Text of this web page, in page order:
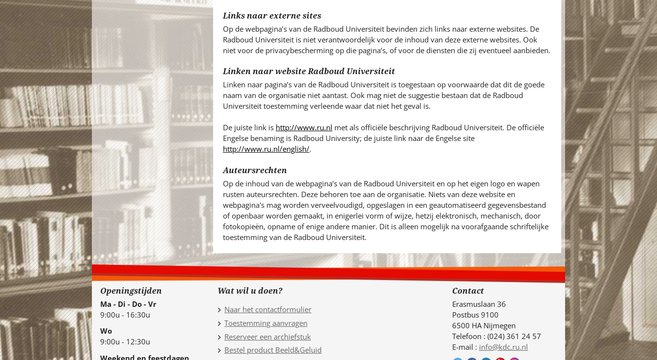
Links naar externe sites
Op de webpagina’s van de Radboud Universiteit bevinden zich links naar externe websites. De
Radboud Universiteit is niet verantwoordelijk voor de inhoud van deze externe websites. Ook
niet voor de privacybescherming op die pagina’s, of voor de diensten die zij eventueel aanbieden.
Linken naar website Radboud Universiteit
Linken naar pagina’s van de Radboud Universiteit is toegestaan op voorwaarde dat dit de goede
naam van de organisatie niet aantast. Ook mag niet de suggestie bestaan dat de Radboud
Universiteit toestemming verleende waar dat niet het geval is.
De juiste link is http://www.ru.nl met als officiële beschrijving Radboud Universiteit. De officiële
Engelse benaming is Radboud University; de juiste link naar de Engelse site
http://www.ru.nl/english/.
Auteursrechten
Op de inhoud van de webpagina’s van de Radboud Universiteit en op het eigen logo en wapen
rusten auteursrechten. Deze behoren toe aan de organisatie. Niets van deze website en
webpagina's mag worden verveelvoudigd, opgeslagen in een geautomatiseerd gegevensbestand
of openbaar worden gemaakt, in enigerlei vorm of wijze, hetzij elektronisch, mechanisch, door
fotokopieën, opname of enige andere manier. Dit is alleen mogelijk na voorafgaande schriftelijke
toestemming van de Radboud Universiteit.
Openingstijden
Ma - Di - Do - Vr
9:00u - 16:30u
Wo
9:00u - 12:30u
Weekend en feestdagen
Wat wil u doen?
Naar het contactformulier
Toestemming aanvragen
Reserveer een archiefstuk
Bestel product Beeld&Geluid
Contact
Erasmuslaan 36
Postbus 9100
6500 HA Nijmegen
Telefoon : (024) 361 24 57
E-mail : info@kdc.ru.nl